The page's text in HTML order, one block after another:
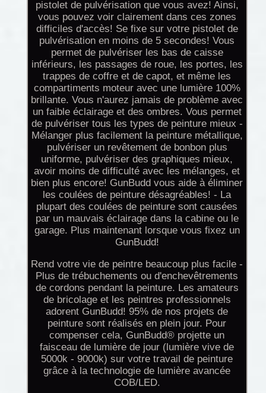
pistolet de pulvérisation que vous avez! Ainsi,
vous pouvez voir clairement dans ces zones
difficiles d'accès! Se fixe sur votre pistolet de
pulvérisation en moins de 5 secondes! Vous
permet de pulvériser les bas de caisse
inférieurs, les passages de roue, les portes, les
trappes de coffre et de capot, et même les
compartiments moteur avec une lumière 100%
brillante. Vous n'aurez jamais de problème avec
un faible éclairage et des ombres. Vous permet
de pulvériser tous les types de peinture mieux -
Mélanger plus facilement la peinture métallique,
pulvériser un revêtement de bonbon plus
uniforme, pulvériser des graphiques mieux,
avoir moins de difficulté avec les mélanges, et
bien plus encore! GunBudd vous aide à éliminer
les coulées de peinture désagréables! - La
plupart des coulées de peinture sont causées
par un mauvais éclairage dans la cabine ou le
garage. Plus maintenant lorsque vous fixez un
GunBudd!
Rend votre vie de peintre beaucoup plus facile -
Plus de trébuchements ou d'enchevêtrements
de cordons pendant la peinture. Les amateurs
de bricolage et les peintres professionnels
adorent GunBudd! 95% de nos projets de
peinture sont réalisés en plein jour. Pour
compenser cela, GunBudd® projette un
faisceau de lumière de jour (lumière vive de
5000k - 9000k) sur votre travail de peinture
grâce à la technologie de lumière avancée
COB/LED.